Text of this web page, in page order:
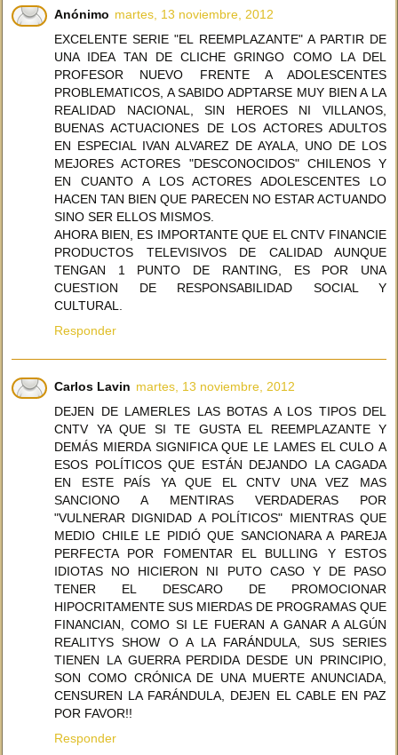
Anónimo martes, 13 noviembre, 2012
EXCELENTE SERIE "EL REEMPLAZANTE" A PARTIR DE
UNA IDEA TAN DE CLICHE GRINGO COMO LA DEL
PROFESOR NUEVO FRENTE A ADOLESCENTES
PROBLEMATICOS, A SABIDO ADPTARSE MUY BIEN A LA
REALIDAD NACIONAL, SIN HEROES NI VILLANOS,
BUENAS ACTUACIONES DE LOS ACTORES ADULTOS
EN ESPECIAL IVAN ALVAREZ DE AYALA, UNO DE LOS
MEJORES ACTORES "DESCONOCIDOS" CHILENOS Y
EN CUANTO A LOS ACTORES ADOLESCENTES LO
HACEN TAN BIEN QUE PARECEN NO ESTAR ACTUANDO
SINO SER ELLOS MISMOS.
AHORA BIEN, ES IMPORTANTE QUE EL CNTV FINANCIE
PRODUCTOS TELEVISIVOS DE CALIDAD AUNQUE
TENGAN 1 PUNTO DE RANTING, ES POR UNA
CUESTION DE RESPONSABILIDAD SOCIAL Y
CULTURAL.
Responder
Carlos Lavin martes, 13 noviembre, 2012
DEJEN DE LAMERLES LAS BOTAS A LOS TIPOS DEL
CNTV YA QUE SI TE GUSTA EL REEMPLAZANTE Y
DEMÁS MIERDA SIGNIFICA QUE LE LAMES EL CULO A
ESOS POLÍTICOS QUE ESTÁN DEJANDO LA CAGADA
EN ESTE PAÍS YA QUE EL CNTV UNA VEZ MAS
SANCIONO A MENTIRAS VERDADERAS POR
"VULNERAR DIGNIDAD A POLÍTICOS" MIENTRAS QUE
MEDIO CHILE LE PIDIÓ QUE SANCIONARA A PAREJA
PERFECTA POR FOMENTAR EL BULLING Y ESTOS
IDIOTAS NO HICIERON NI PUTO CASO Y DE PASO
TENER EL DESCARO DE PROMOCIONAR
HIPOCRITAMENTE SUS MIERDAS DE PROGRAMAS QUE
FINANCIAN, COMO SI LE FUERAN A GANAR A ALGÚN
REALITYS SHOW O A LA FARÁNDULA, SUS SERIES
TIENEN LA GUERRA PERDIDA DESDE UN PRINCIPIO,
SON COMO CRÓNICA DE UNA MUERTE ANUNCIADA,
CENSUREN LA FARÁNDULA, DEJEN EL CABLE EN PAZ
POR FAVOR!!
Responder